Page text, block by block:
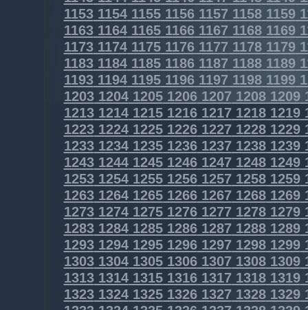
11531154115511561157 11581159
11631164116511661167 11681169
11731174117511761177 11781179
11831184118511861187 11881189
11931194119511961197 11981199
12031204120512061207 12081209
1213121412151216121712181219
1223122412251226122712281229
1233123412351236123712381239
1243124412451246124712481249
1253125412551256125712581259
1263126412651266126712681269
1273127412751276127712781279
1283128412851286128712881289
1293129412951296129712981299
1303130413051306130713081309
1313131413151316131713181319
1323132413251326132713281329